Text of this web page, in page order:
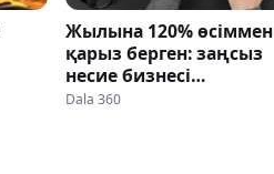
Жылына 120% өсіммен
қарыз берген: заңсыз
несие бизнесі
әшкереленді
Dala 360